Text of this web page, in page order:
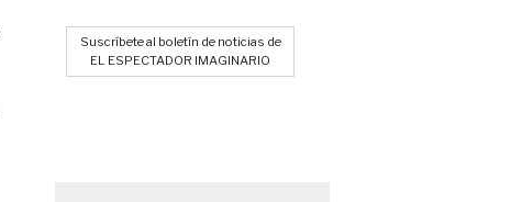
Suscríbete al boletín de noticias de
EL ESPECTADOR IMAGINARIO